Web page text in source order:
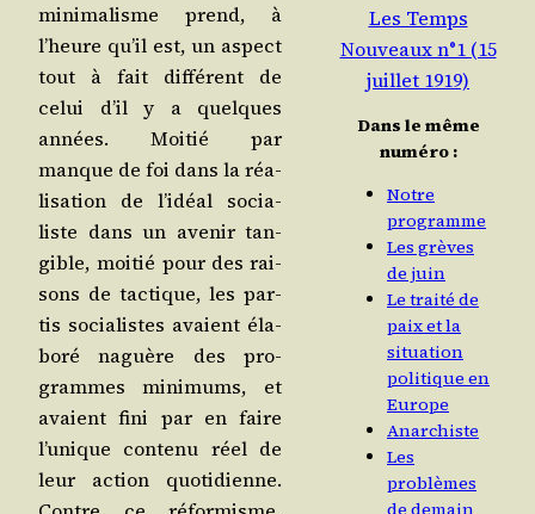
mini­ma­lisme prend, à
l’heure qu’il est, un aspect
tout à fait dif­fé­rent de
celui d’il y a quelques
années. Moi­tié par
manque de foi dans la réa­
li­sa­tion de l’i­déal socia­
liste dans un ave­nir tan­
gible, moi­tié pour des rai­
sons de tac­tique, les par­
tis socia­listes avaient éla­
bo­ré naguère des pro­
grammes mini­mums, et
avaient fini par en faire
l’u­nique conte­nu réel de
leur action quo­ti­dienne.
Les Temps
Nouveaux n°1 (15
juillet 1919)
Dans le même
numéro :
Notre
programme
Les grèves
de juin
Le traité de
paix et la
situation
politique en
Europe
Anarchiste
Les
problèmes